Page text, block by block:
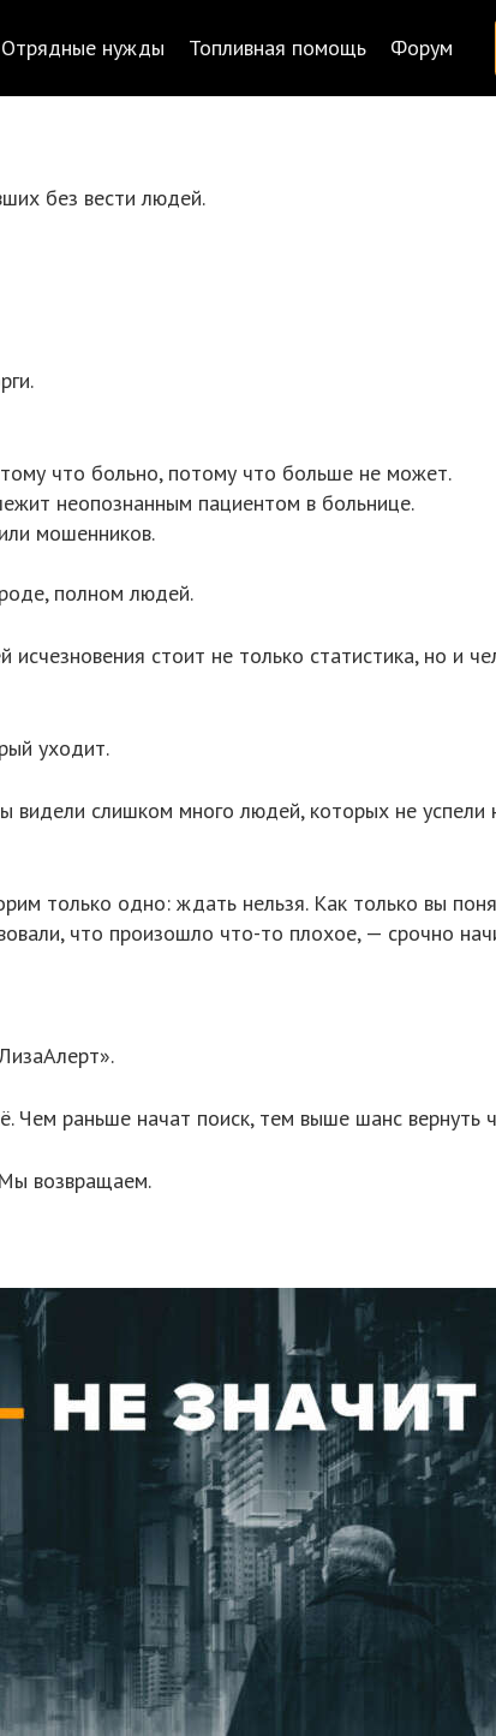
Отрядные нужды Топливная помощь Форум
без вести людей.
что больно, потому что больше не может.
неопознанным пациентом в больнице.
мошенников.
полном людей.
стоит не только статистика, но и
уходит.
слишком много людей, которых не успели
только одно: ждать нельзя. Как только вы
что произошло что-то плохое, — срочно
Чем раньше начат поиск, тем выше шанс вернуть
возвращаем.